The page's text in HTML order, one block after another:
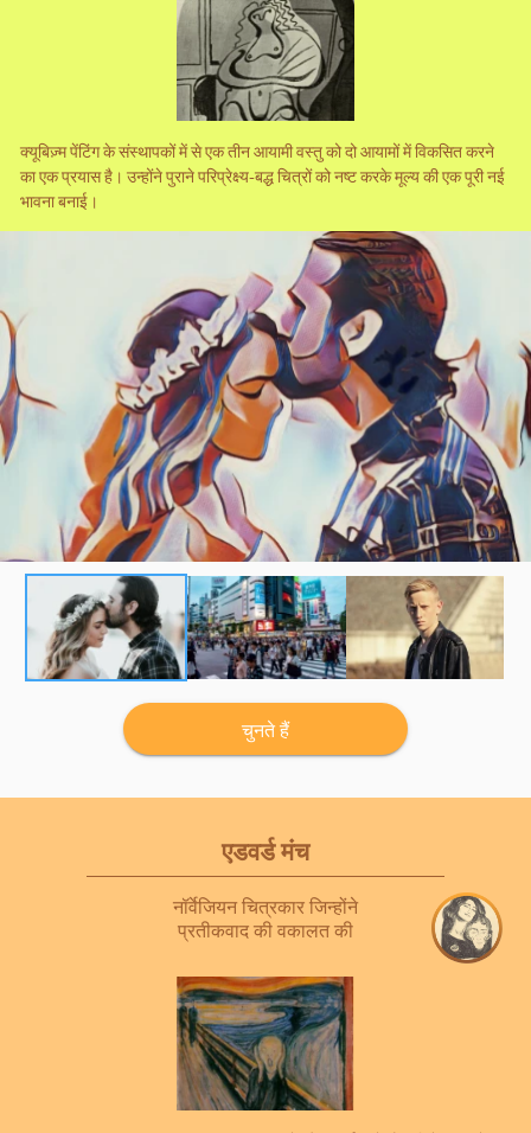
क्यूबिज़्म पेंटिंग के संस्थापकों में से एक तीन आयामी वस्तु को दो आयामों में विकसित करने
का एक प्रयास है। उन्होंने पुराने परिप्रेक्ष्य-बद्ध चित्रों को नष्ट करके मूल्य की एक पूरी नई
भावना बनाई।
चुनते हैं
एडवर्ड मंच
नॉर्वेजियन चित्रकार जिन्होंने
प्रतीकवाद की वकालत की